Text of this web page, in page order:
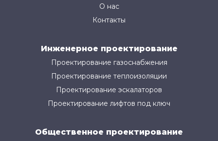
О нас
Контакты
Инженерное проектирование
Проектирование газоснабжения
Проектирование теплоизоляции
Проектирование эскалаторов
Проектирование лифтов под ключ
Общественное проектирование